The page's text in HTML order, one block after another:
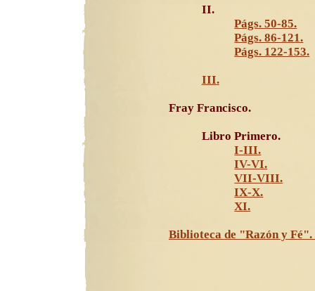
II.
Págs. 50-85.
Págs. 86-121.
Págs. 122-153.
III.
Fray Francisco.
Libro Primero.
I-III.
IV-VI.
VII-VIII.
IX-X.
XI.
Biblioteca de "Razón y Fé".